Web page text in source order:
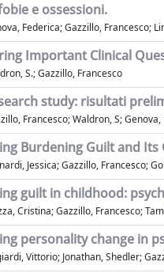
e ossessioni.
Federica; Gazzillo, Francesco;
Important Clinical
S.; Gazzillo, Francesco
study: risultati
Francesco; Waldron, S;
Burdening Guilt and Its
Jessica; Gazzillo, Francesco;
guilt in childhood:
Cristina; Gazzillo, Francesco;
personality change in
Vittorio; Jonathan, Shedler;